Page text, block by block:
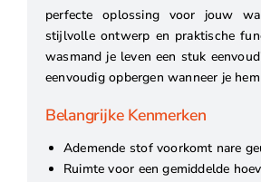
perfecte oplossing voor jouw
stijlvolle ontwerp en praktische
wasmand je leven een stuk
eenvoudig opbergen wanneer je
Belangrijke Kenmerken
Ademende stof voorkomt nare
Ruimte voor een gemiddelde